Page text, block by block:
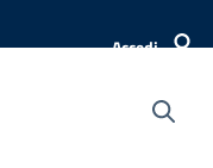
Accedi